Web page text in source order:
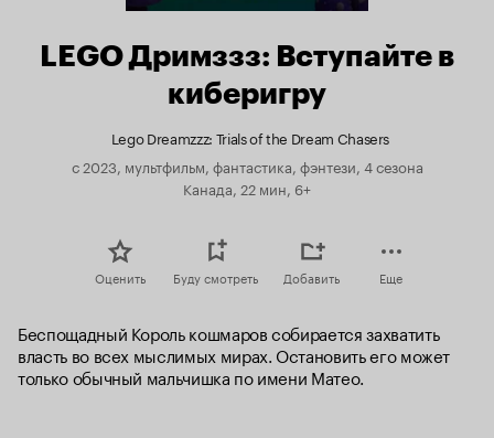
LEGO Дримззз: Вступайте в
киберигру
Lego Dreamzzz: Trials of the Dream Chasers
с 2023, мультфильм, фантастика, фэнтези, 4 сезона
Канада, 22 мин, 6+
Оценить Буду смотреть Добавить Еще
Беспощадный Король кошмаров собирается захватить
власть во всех мыслимых мирах. Остановить его может
только обычный мальчишка по имени Матео.